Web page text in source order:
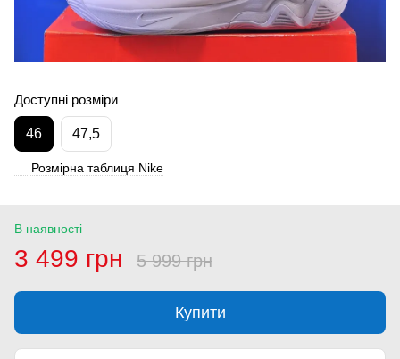
Доступні розміри
46 47,5
Розмірна таблиця Nike
В наявності
3 499 грн 5 999 грн
Купити